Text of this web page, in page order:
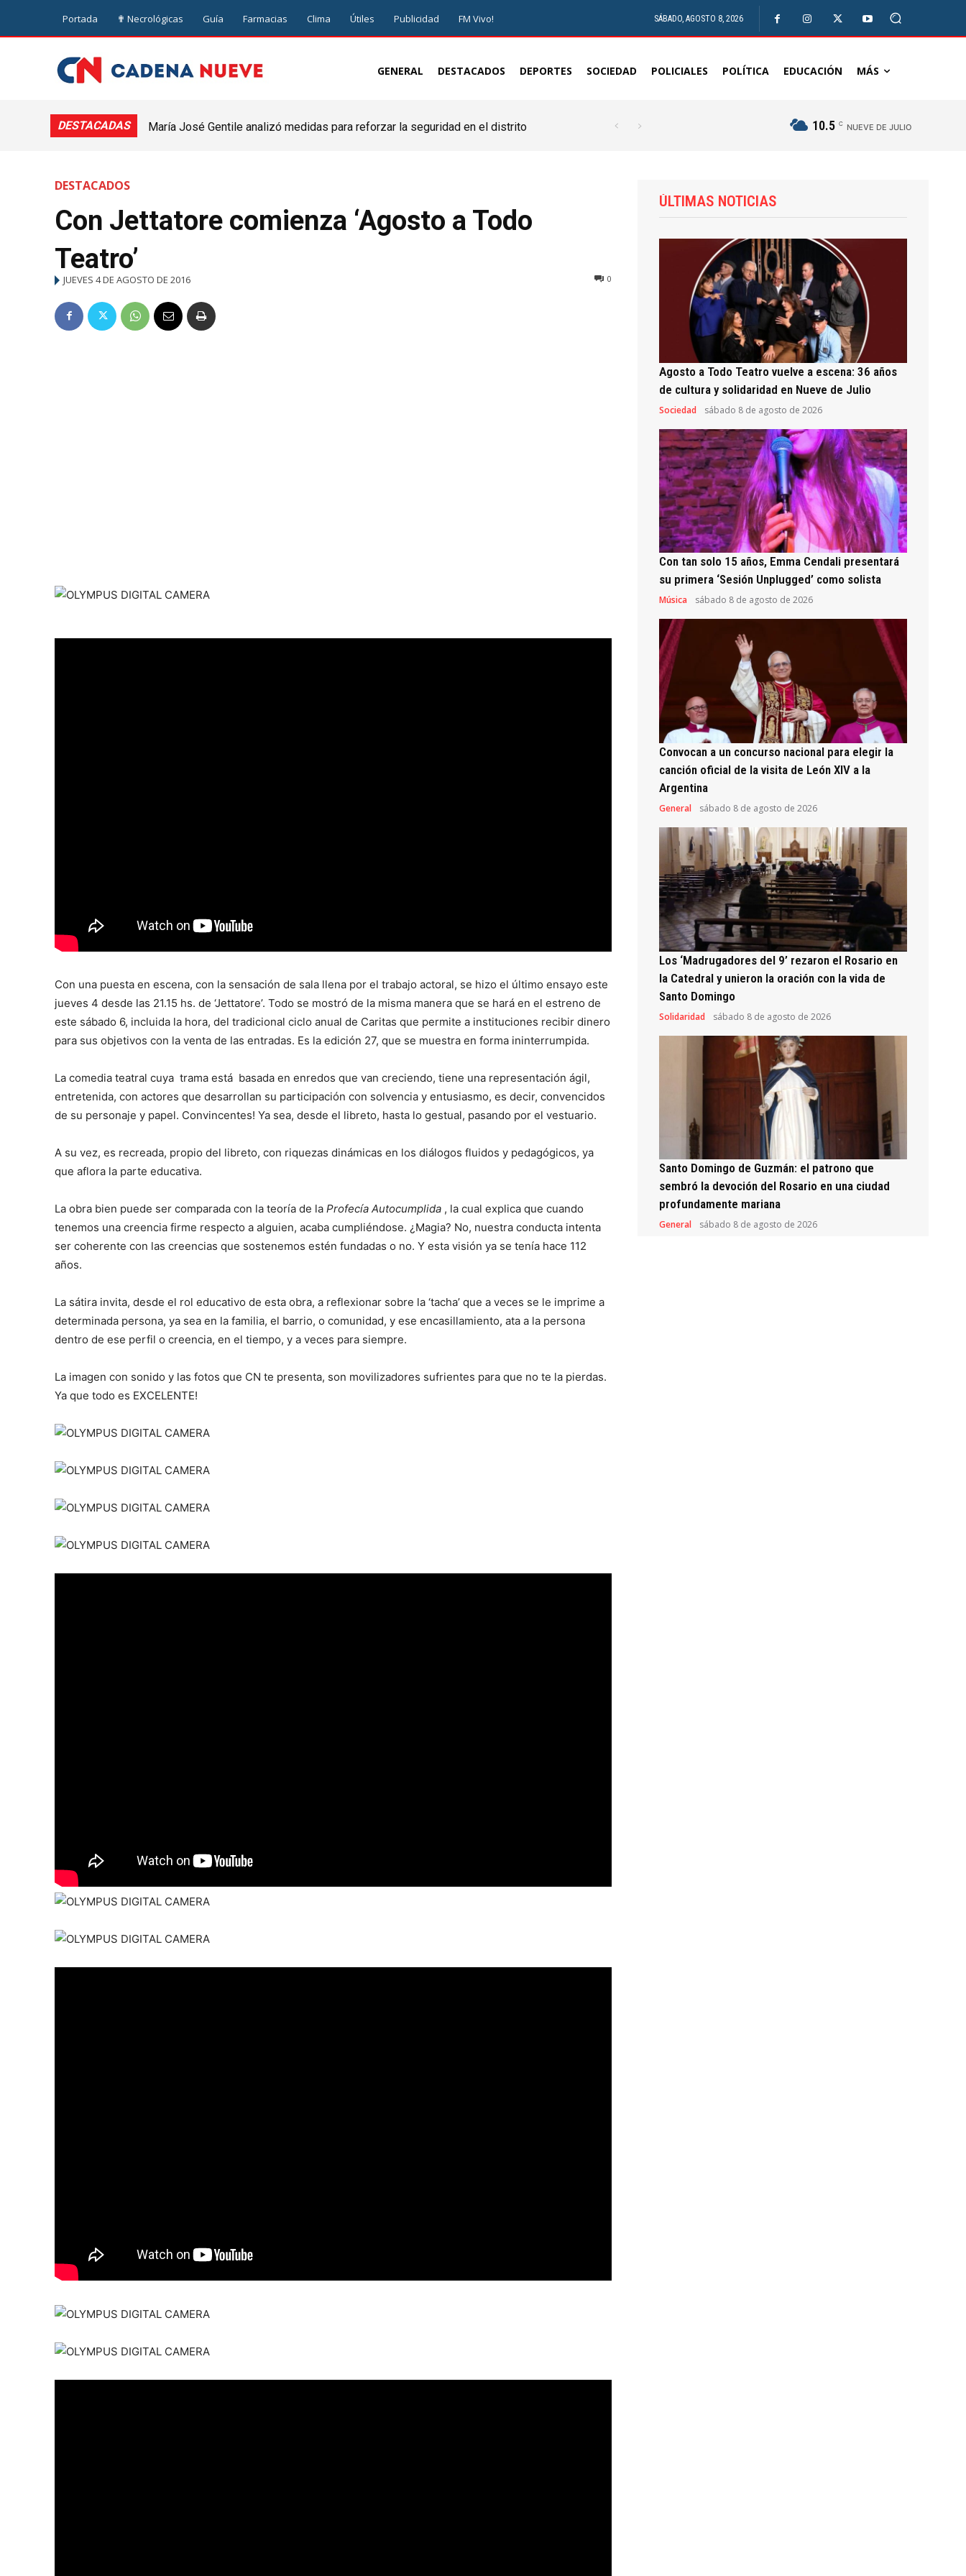
Portada ✟ Necrológicas Guía Farmacias Clima Útiles Publicidad FM Vivo! SÁBADO, AGOSTO 8, 2026
GENERAL DESTACADOS DEPORTES SOCIEDAD POLICIALES POLÍTICA EDUCACIÓN MÁS
DESTACADAS
María José Gentile analizó medidas para reforzar la seguridad en el distrito
10.5 C NUEVE DE JULIO
DESTACADOS
Con Jettatore comienza ‘Agosto a Todo
Teatro’
JUEVES 4 DE AGOSTO DE 2016 0
Con una puesta en escena, con la sensación de sala llena por el trabajo actoral, se hizo el último ensayo este
jueves 4 desde las 21.15 hs. de ‘Jettatore’. Todo se mostró de la misma manera que se hará en el estreno de
este sábado 6, incluida la hora, del tradicional ciclo anual de Caritas que permite a instituciones recibir dinero
para sus objetivos con la venta de las entradas. Es la edición 27, que se muestra en forma ininterrumpida.
La comedia teatral cuya trama está basada en enredos que van creciendo, tiene una representación ágil,
entretenida, con actores que desarrollan su participación con solvencia y entusiasmo, es decir, convencidos
de su personaje y papel. Convincentes! Ya sea, desde el libreto, hasta lo gestual, pasando por el vestuario.
A su vez, es recreada, propio del libreto, con riquezas dinámicas en los diálogos fluidos y pedagógicos, ya
que aflora la parte educativa.
La obra bien puede ser comparada con la teoría de la Profecía Autocumplida , la cual explica que cuando
tenemos una creencia firme respecto a alguien, acaba cumpliéndose. ¿Magia? No, nuestra conducta intenta
ser coherente con las creencias que sostenemos estén fundadas o no. Y esta visión ya se tenía hace 112
años.
La sátira invita, desde el rol educativo de esta obra, a reflexionar sobre la ‘tacha’ que a veces se le imprime a
determinada persona, ya sea en la familia, el barrio, o comunidad, y ese encasillamiento, ata a la persona
dentro de ese perfil o creencia, en el tiempo, y a veces para siempre.
La imagen con sonido y las fotos que CN te presenta, son movilizadores sufrientes para que no te la pierdas.
Ya que todo es EXCELENTE!
ÚLTIMAS NOTICIAS
Agosto a Todo Teatro vuelve a escena: 36 años
de cultura y solidaridad en Nueve de Julio
Sociedad sábado 8 de agosto de 2026
Con tan solo 15 años, Emma Cendali presentará
su primera ‘Sesión Unplugged’ como solista
Música sábado 8 de agosto de 2026
Convocan a un concurso nacional para elegir la
canción oficial de la visita de León XIV a la
Argentina
General sábado 8 de agosto de 2026
Los ‘Madrugadores del 9’ rezaron el Rosario en
la Catedral y unieron la oración con la vida de
Santo Domingo
Solidaridad sábado 8 de agosto de 2026
Santo Domingo de Guzmán: el patrono que
sembró la devoción del Rosario en una ciudad
profundamente mariana
General sábado 8 de agosto de 2026